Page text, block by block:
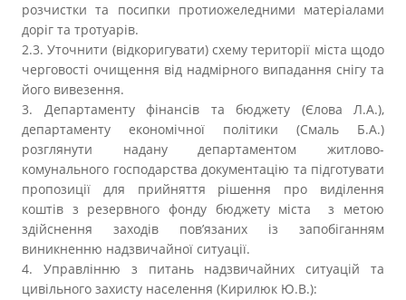
розчистки та посипки протиожеледними матеріалами
доріг та тротуарів.
2.3. Уточнити (відкоригувати) схему території міста щодо
черговості очищення від надмірного випадання снігу та
його вивезення.
3. Департаменту фінансів та бюджету (Єлова Л.А.),
департаменту економічної політики (Смаль Б.А.)
розглянути надану департаментом житлово-
комунального господарства документацію та підготувати
пропозиції для прийняття рішення про виділення
коштів з резервного фонду бюджету міста з метою
здійснення заходів пов’язаних із запобіганням
виникненню надзвичайної ситуації.
4. Управлінню з питань надзвичайних ситуацій та
цивільного захисту населення (Кирилюк Ю.В.):